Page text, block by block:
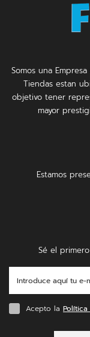
Somos una
Tiendas estan
objetivo tener
mayor
Estamos
Sé el
Acepto la